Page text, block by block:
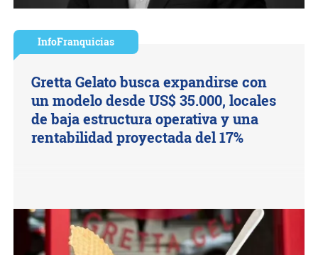
InfoFranquicias
Gretta Gelato busca expandirse con
un modelo desde US$ 35.000, locales
de baja estructura operativa y una
rentabilidad proyectada del 17%